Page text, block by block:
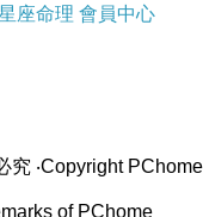
座命理 會員中心
究 ‧Copyright PChome
of PChome